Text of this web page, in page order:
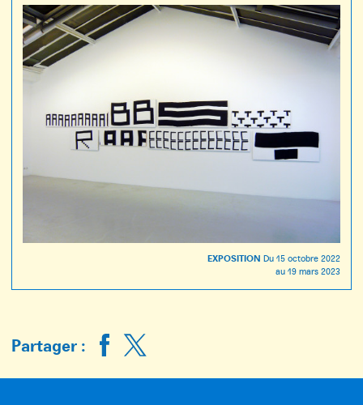
EXPOSITION Du 15 octobre 2022
au 19 mars 2023
Partager :